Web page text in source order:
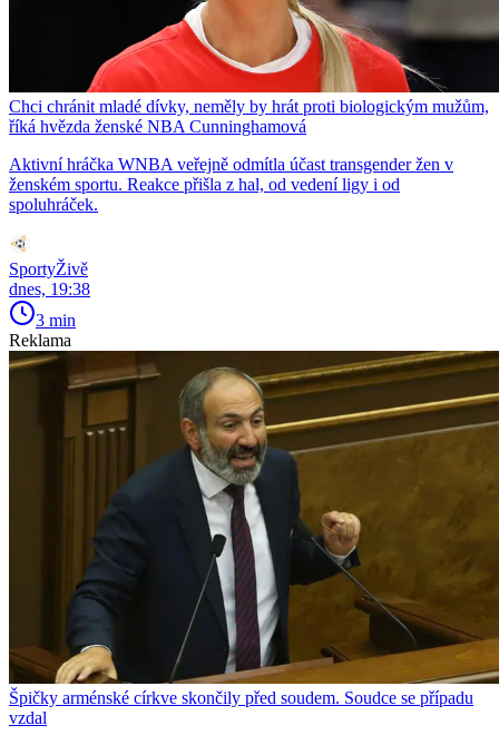
Chci chránit mladé dívky, neměly by hrát proti biologickým mužům,
říká hvězda ženské NBA Cunninghamová
Aktivní hráčka WNBA veřejně odmítla účast transgender žen v
ženském sportu. Reakce přišla z hal, od vedení ligy i od
spoluhráček.
SportyŽivě
dnes, 19:38
3 min
Reklama
Špičky arménské církve skončily před soudem. Soudce se případu
vzdal